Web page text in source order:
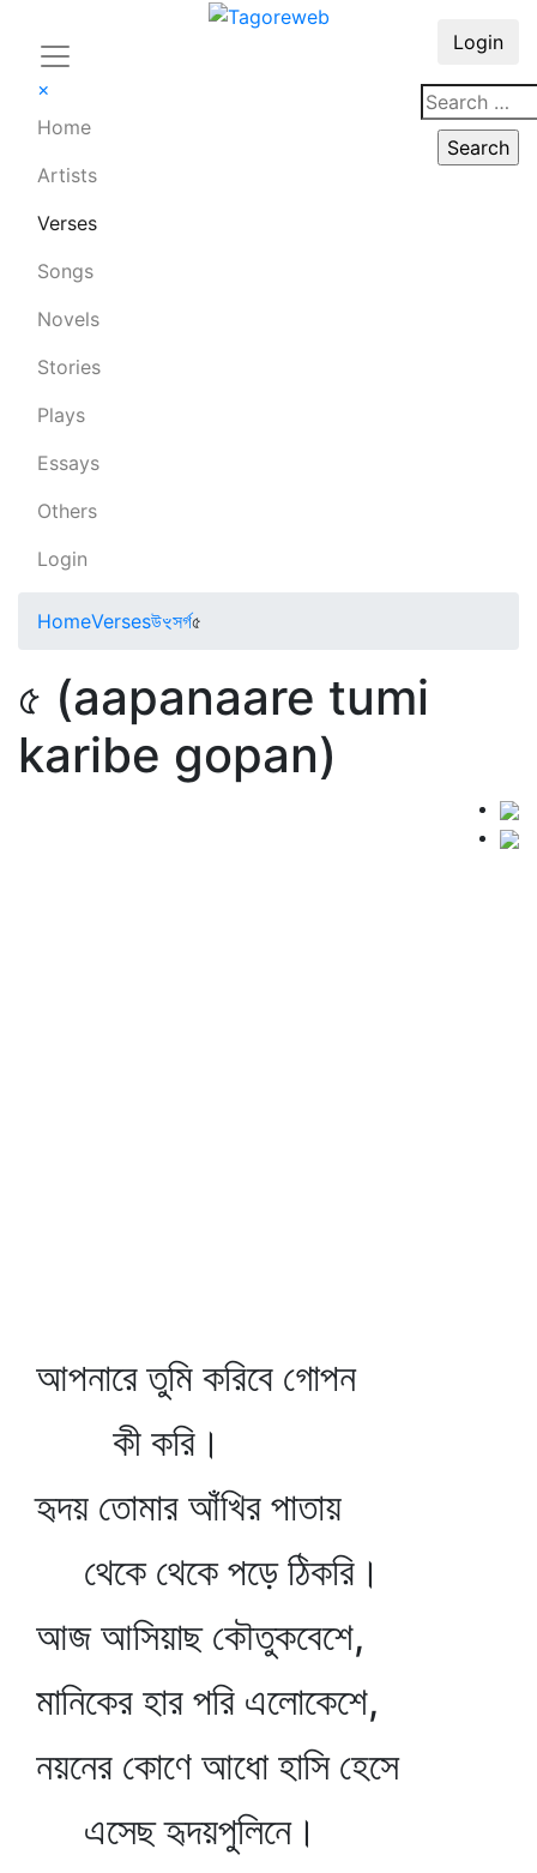
×
Home
Artists
Verses
Songs
Novels
Stories
Plays
Essays
Others
Login
Login
HomeVersesউৼসর্গ৫
৫ (aapanaare tumi
karibe gopan)
আপনারে তুমি করিবে গোপন
কী করি।
হৃদয় তোমার আঁখির পাতায়
থেকে থেকে পড়ে ঠিকরি।
আজ আসিয়াছ কৌতুকবেশে,
মানিকের হার পরি এলোকেশে,
নয়নের কোণে আধো হাসি হেসে
এসেছ হৃদয়পুলিনে।